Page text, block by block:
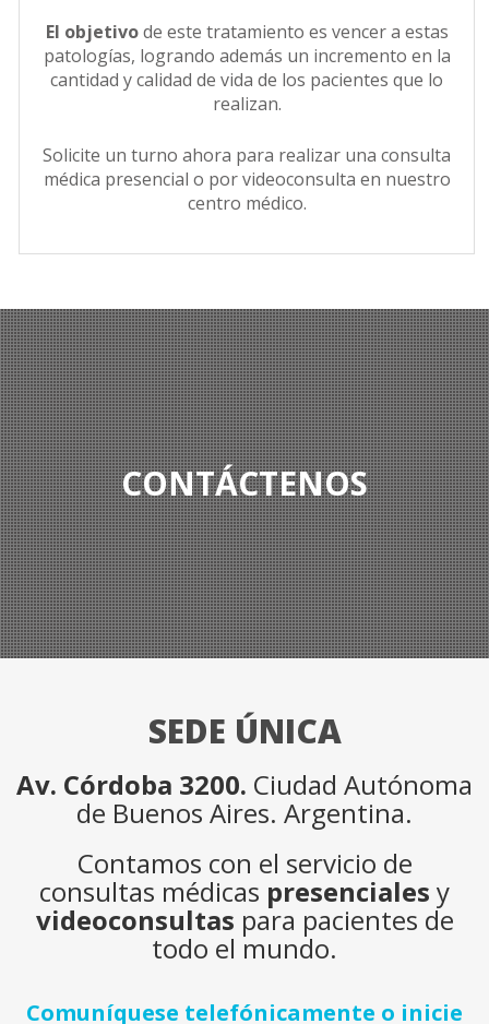
El objetivode este tratamiento es vencer a estas
patologías, logrando además un incremento en la
cantidad y calidad de vida de los pacientes que lo
realizan.
Solicite un turno ahora para realizar una consulta
médica presencial o por videoconsulta en nuestro
centro médico.
CONTÁCTENOS
SEDE ÚNICA
Av. Córdoba 3200. Ciudad Autónoma
de Buenos Aires. Argentina.
Contamos con el servicio de
consultas médicas presenciales y
videoconsultas para pacientes de
todo el mundo.
Comuníquese telefónicamente o inicie